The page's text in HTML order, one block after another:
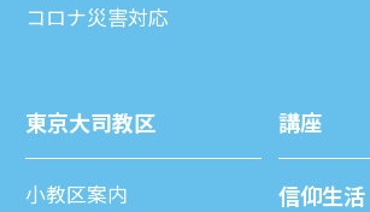
コロナ災害対応
東京⼤司教区
⼩教区案内
講座
信仰⽣活